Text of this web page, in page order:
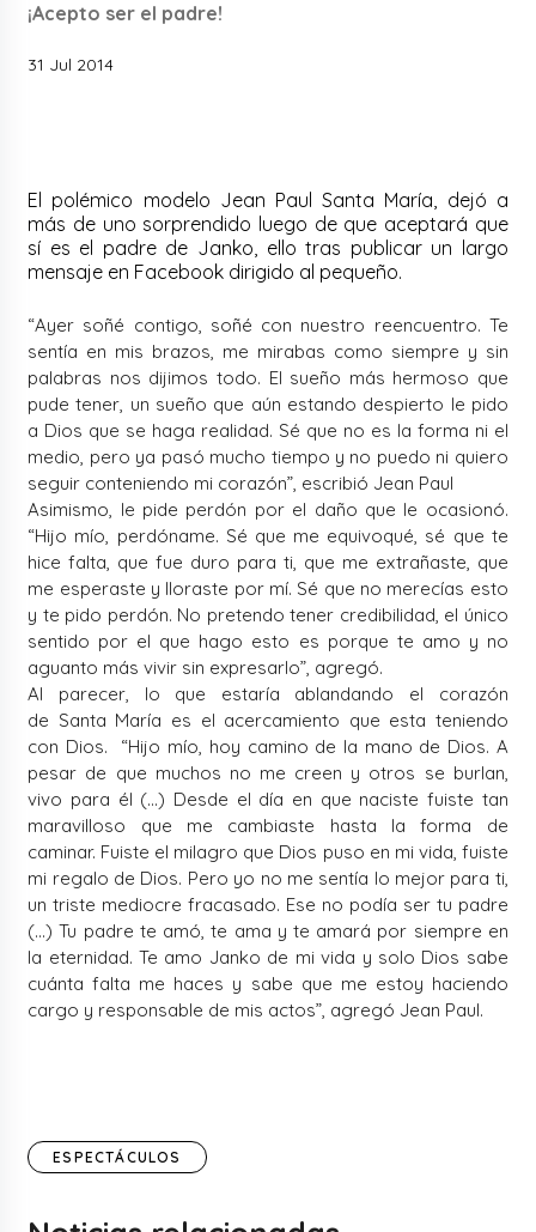
¡Acepto ser el padre!
31 Jul 2014
El polémico modelo Jean Paul Santa María, dejó a
más de uno sorprendido luego de que aceptará que
sí es el padre de Janko, ello tras publicar un largo
mensaje en Facebook dirigido al pequeño.
“Ayer soñé contigo, soñé con nuestro reencuentro. Te
sentía en mis brazos, me mirabas como siempre y sin
palabras nos dijimos todo. El sueño más hermoso que
pude tener, un sueño que aún estando despierto le pido
a Dios que se haga realidad. Sé que no es la forma ni el
medio, pero ya pasó mucho tiempo y no puedo ni quiero
seguir conteniendo mi corazón”, escribió Jean Paul
Asimismo, le pide perdón por el daño que le ocasionó.
“Hijo mío, perdóname. Sé que me equivoqué, sé que te
hice falta, que fue duro para ti, que me extrañaste, que
me esperaste y lloraste por mí. Sé que no merecías esto
y te pido perdón. No pretendo tener credibilidad, el único
sentido por el que hago esto es porque te amo y no
aguanto más vivir sin expresarlo”, agregó.
Al parecer, lo que estaría ablandando el corazón
de Santa María es el acercamiento que esta teniendo
con Dios. “Hijo mío, hoy camino de la mano de Dios. A
pesar de que muchos no me creen y otros se burlan,
vivo para él (…) Desde el día en que naciste fuiste tan
maravilloso que me cambiaste hasta la forma de
caminar. Fuiste el milagro que Dios puso en mi vida, fuiste
mi regalo de Dios. Pero yo no me sentía lo mejor para ti,
un triste mediocre fracasado. Ese no podía ser tu padre
(…) Tu padre te amó, te ama y te amará por siempre en
la eternidad. Te amo Janko de mi vida y solo Dios sabe
cuánta falta me haces y sabe que me estoy haciendo
cargo y responsable de mis actos”, agregó Jean Paul.
ESPECTÁCULOS